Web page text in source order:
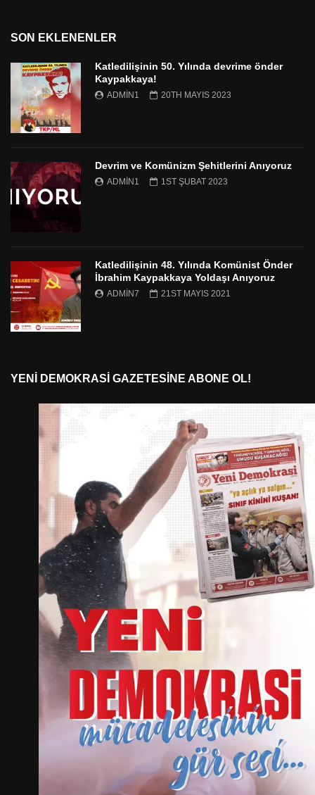
SON EKLENENLER
Katledilişinin 50. Yılında devrime önder
Kaypakkaya!
ADMIN1 20TH MAYIS 2023
Devrim ve Komünizm Şehitlerini Anıyoruz
ADMIN1 1ST ŞUBAT 2023
Katledilişinin 48. Yılında Komünist Önder
İbrahim Kaypakkaya Yoldaşı Anıyoruz
ADMIN7 21ST MAYIS 2021
YENI DEMOKRASI GAZETESINE ABONE OL!